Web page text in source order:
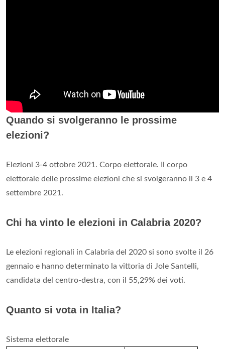
Quando si svolgeranno le prossime
elezioni?
Elezioni 3-4 ottobre 2021. Corpo elettorale. Il corpo
elettorale delle prossime elezioni che si svolgeranno il 3 e 4
settembre 2021.
Chi ha vinto le elezioni in Calabria 2020?
Le elezioni regionali in Calabria del 2020 si sono svolte il 26
gennaio e hanno determinato la vittoria di Jole Santelli,
candidata del centro-destra, con il 55,29% dei voti.
Quanto si vota in Italia?
Sistema elettorale